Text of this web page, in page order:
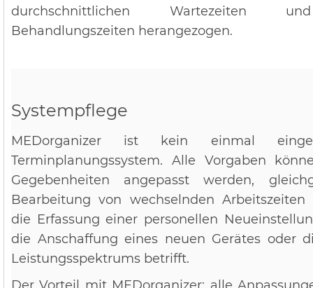
durchschnittlichen Wartezeiten
Behandlungszeiten herangezogen.
Systempflege
MEDorganizer ist kein einmal
Terminplanungssystem. Alle Vorgaben
Gegebenheiten angepasst werden,
Bearbeitung von wechselnden Arbeitszeiten
die Erfassung einer personellen
die Anschaffung eines neuen Gerätes oder
Leistungsspektrums betrifft.